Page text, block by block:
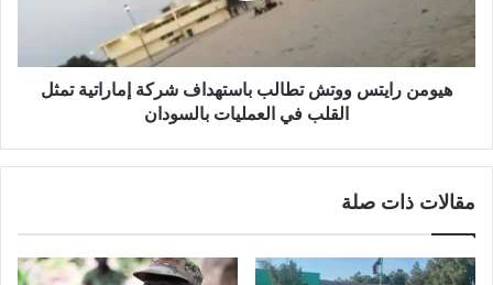
إماراتية
تمثل
القلب
هيومن رايتس ووتش تطالب باستهداف شركة إماراتية تمثل
القلب في العمليات بالسودان
مقالات ذات صلة